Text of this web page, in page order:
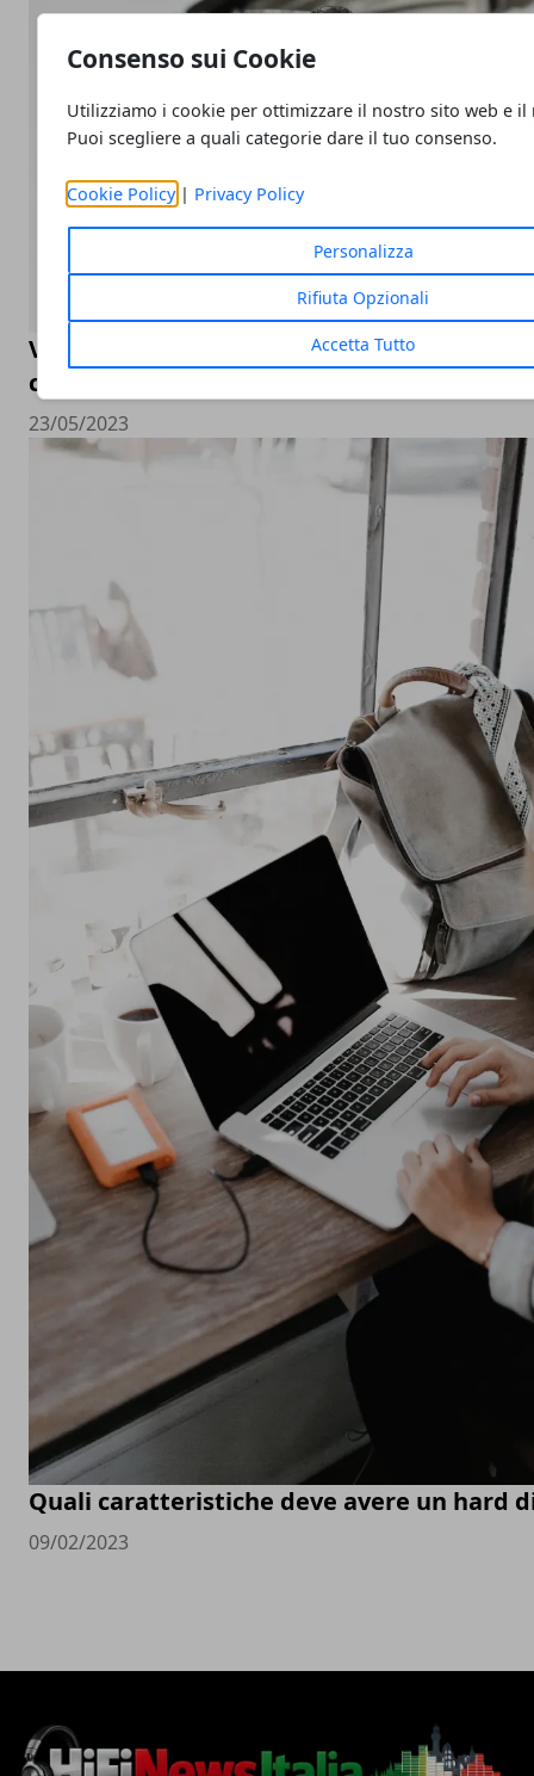
Consenso sui Cookie
Utilizziamo i cookie per ottimizzare il nostro sito web e il
Puoi scegliere a quali categorie dare il tuo consenso.
Cookie Policy| Privacy Policy
Personalizza
Rifiuta Opzionali
Accetta Tutto
Valutazione orologi Rolex online, come
compro Rolex online
23/05/2023
Quali caratteristiche deve avere un hard
09/02/2023